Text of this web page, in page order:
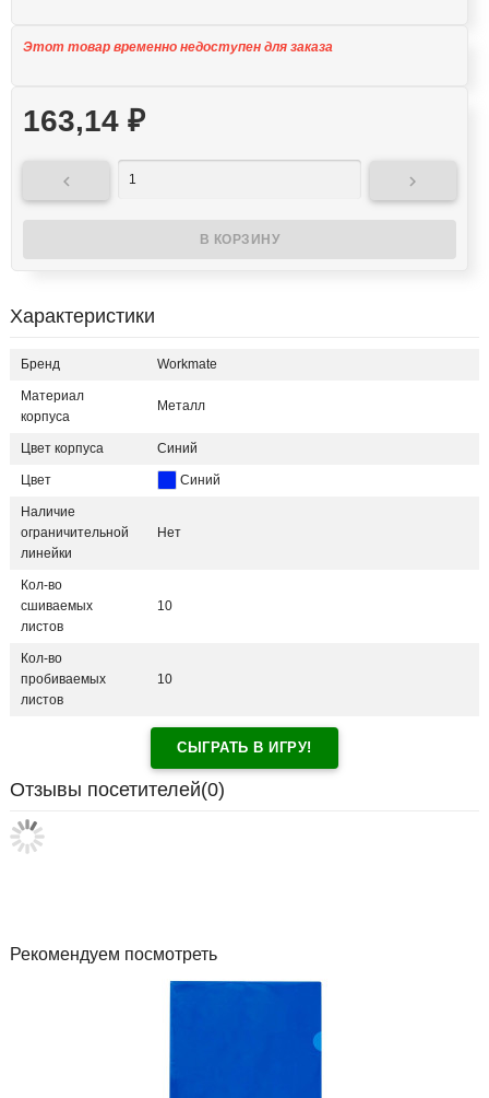
Этот товар временно недоступен для заказа
163,14 ₽
 
Характеристики
Бренд Workmate
Материал
корпуса
Металл
Цвет корпуса Синий
Цвет Синий
Наличие
ограничительной
линейки
Нет
Кол-во
сшиваемых
листов
10
Кол-во
пробиваемых
листов
10
СЫГРАТЬ В ИГРУ!
Отзывы посетителей(0)
Рекомендуем посмотреть